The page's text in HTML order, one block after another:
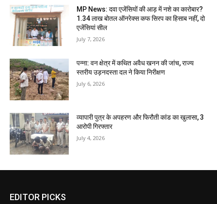
MP News: दवा एजेंसियों की आड़ में नशे का कारोबार?
1.34 लाख बोतल ऑनरेक्स कफ सिरप का हिसाब नहीं, दो
एजेंसियां सील
July 7, 2026
पन्ना: वन क्षेत्र में कथित अवैध खनन की जांच, राज्य
स्तरीय उड़नदस्ता दल ने किया निरीक्षण
July 6, 2026
व्यापारी पुत्र के अपहरण और फिरौती कांड का खुलासा, 3
आरोपी गिरफ्तार
July 4, 2026
EDITOR PICKS